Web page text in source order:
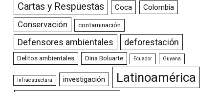
Cartas y Respuestas Coca Colombia
Conservación contaminación
Defensores ambientales deforestación
Delitos ambientales Dina Boluarte Ecuador Guyana
Infraestructura investigación Latinoamérica